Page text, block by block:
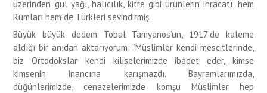
üzerinden gül yağı, halıcılık, kitre gibi ürünlerin ihracatı, hem
Rumları hem de Türkleri sevindirmiş.
Büyük büyük dedem Tobal Tamyanos’un, 1917’de kaleme
aldığı bir anıdan aktarıyorum: “Müslimler kendi mescitlerinde,
biz Ortodokslar kendi kiliselerimizde ibadet eder, kimse
kimsenin inancına karışmazdı. Bayramlarımızda,
düğünlerimizde, cenazelerimizde komşu Müslimler hep